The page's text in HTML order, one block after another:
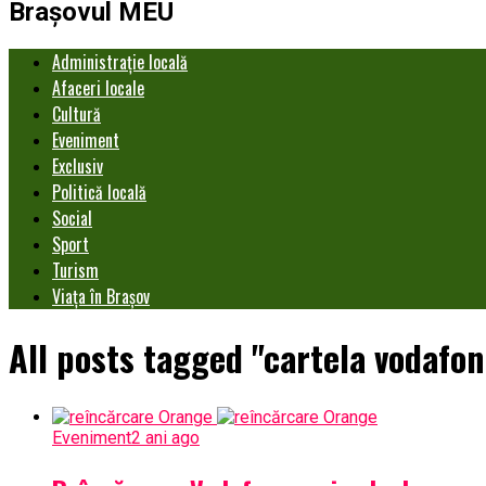
Brașovul MEU
Administrație locală
Afaceri locale
Cultură
Eveniment
Exclusiv
Politică locală
Social
Sport
Turism
Viața în Brașov
All posts tagged "cartela
Eveniment2 ani ago